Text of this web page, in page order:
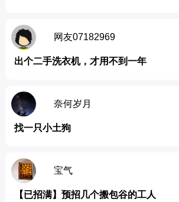
网友07182969
出个二手洗衣机，才用不到一年
奈何岁月
找一只小土狗
宝气
【已招满】预招几个搬包谷的工人